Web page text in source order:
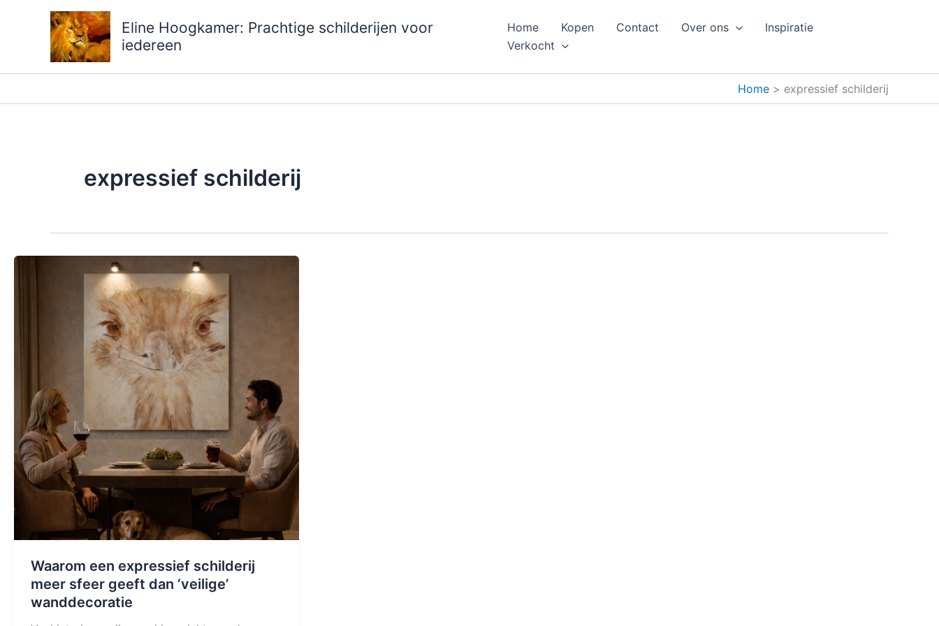
Eline Hoogkamer: Prachtige schilderijen voor
iedereen
Home Kopen Contact Over ons
Inspiratie
Verkocht
Home expressief schilderij
expressief schilderij
Waarom een expressief schilderij
meer sfeer geeft dan ‘veilige’
wanddecoratie